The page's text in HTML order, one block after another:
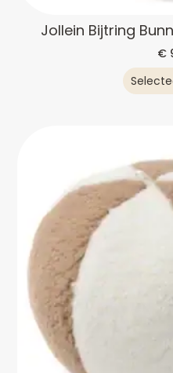
Jollein Bijtring
€